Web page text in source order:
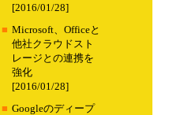
[2016/01/28]
■ Microsoft、Officeと
他社クラウドスト
レージとの連携を
強化
[2016/01/28]
■ Googleのディープ